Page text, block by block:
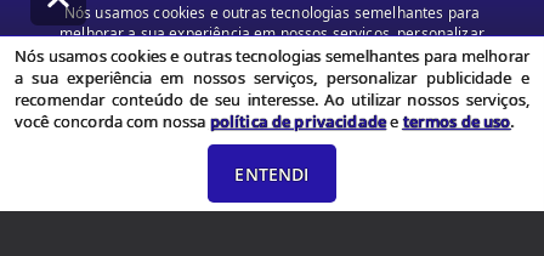
Nós usamos cookies e outras tecnologias semelhantes para
melhorar a sua experiência em nossos serviços, personalizar
publicidade e recomendar conteúdo de seu interesse. Ao utilizar
nossos serviços, você concorda com nossa política de privacidade e
termos de uso.
Política de Privacidade Termos de uso
Nós usamos cookies e outras tecnologias semelhantes para melhorar
a sua experiência em nossos serviços, personalizar publicidade e
recomendar conteúdo de seu interesse. Ao utilizar nossos serviços,
você concorda com nossa política de privacidadeetermos de uso.
ENTENDI